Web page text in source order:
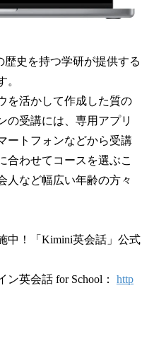
史を持つ学研が提供する
。
を活かして作成した質の
の受講には、専用アプリ
ートフォンなどから受講
合わせてコースを選ぶこ
人など幅広い年齢の方々
中！「Kimini英会話」公式
ン英会話 for School： http